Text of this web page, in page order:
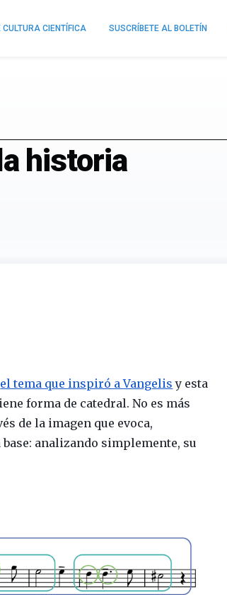
CULTURA CIENTÍFICA SUSCRÍBETE AL BOLETÍN
historia
el tema que inspiró a Vangelis y esta
forma de catedral. No es más
de la imagen que evoca,
base: analizando simplemente, su